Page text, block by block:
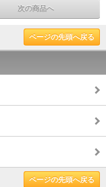
次の商品へ
ページの先頭へ戻る
ページの先頭へ戻る